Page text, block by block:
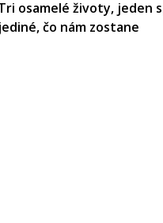
osamelé životy, jeden
jediné, čo nám zostane